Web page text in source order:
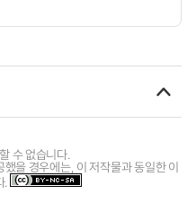
수 없습니다.
을 경우에는, 이 저작물과 동일한 이
.